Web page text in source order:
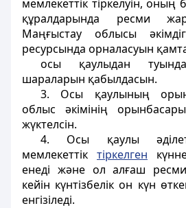
мемлекеттік тіркелуін, оның
құралдарында ресми
Маңғыстау облысы
ресурсында орналасуын
осы қаулыдан
шараларын қабылдасын.
3. Осы қаулының
облыс әкімінің
жүктелсін.
4. Осы қаулы
мемлекеттік тіркелген
енеді және ол алғаш
кейін күнтізбелік он күн
енгізіледі.